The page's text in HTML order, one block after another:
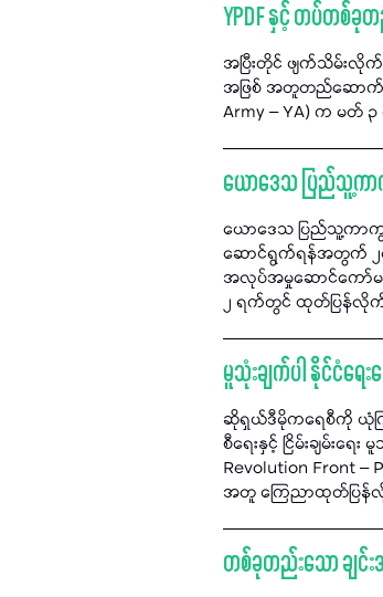
YPDF နှင့် တပ်တစ်ခု
အပြီးတိုင် ဖျက်သိမ်းလို
အဖြစ် အတူတည်ဆောက်
Army – YA) က မ
ယောဒေသ ပြည်သူ့ကာ
ယောဒေသ ပြည်သူ့ကာကွ
ဆောင်ရွက်ရန်အတွက် ၂
အလုပ်အမှုဆောင်ကော်မတီ
၂ ရက်တွင် ထုတ်ပြန်လို
မူသုံးချက်ပါ နိုင်ငံရေ
ဆိုရှယ်ဒီမိုကရေစီကို ယုံက
စီရေးနှင့် ငြိမ်းချမ်းရ
Revolution Front –
အတူ ကြေညာထုတ်ပြ
တစ်ခုတည်းသော ချင်း